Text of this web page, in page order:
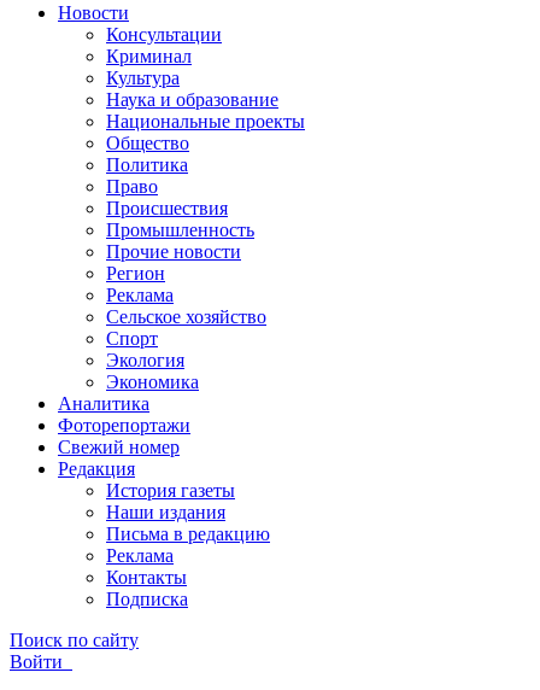
Новости
Консультации
Криминал
Культура
Наука и образование
Национальные проекты
Общество
Политика
Право
Происшествия
Промышленность
Прочие новости
Регион
Реклама
Сельское хозяйство
Спорт
Экология
Экономика
Аналитика
Фоторепортажи
Свежий номер
Редакция
История газеты
Наши издания
Письма в редакцию
Реклама
Контакты
Подписка
Поиск по сайту
Войти